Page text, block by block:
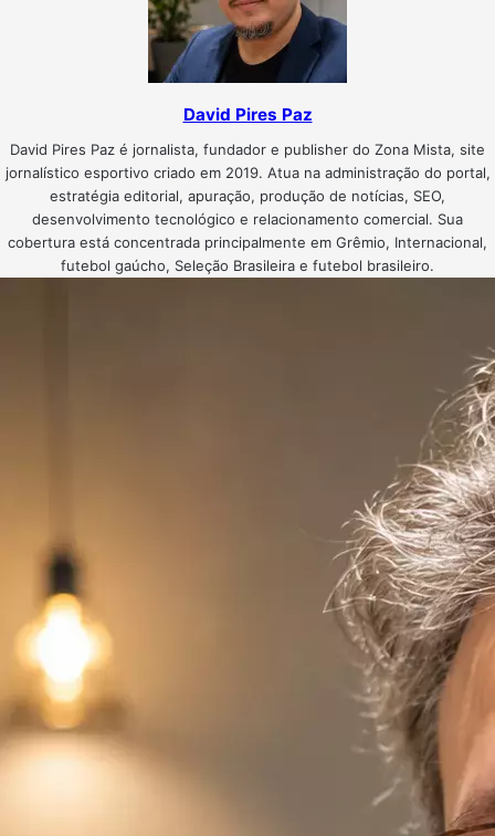
David Pires Paz
David Pires Paz é jornalista, fundador e publisher do Zona Mista, site
jornalístico esportivo criado em 2019. Atua na administração do portal,
estratégia editorial, apuração, produção de notícias, SEO,
desenvolvimento tecnológico e relacionamento comercial. Sua
cobertura está concentrada principalmente em Grêmio, Internacional,
futebol gaúcho, Seleção Brasileira e futebol brasileiro.